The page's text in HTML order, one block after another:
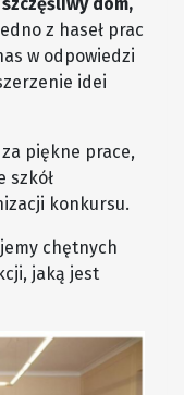
z haseł prac
w odpowiedzi
idei
piękne prace,
szkół
konkursu.
chętnych
jaką jest